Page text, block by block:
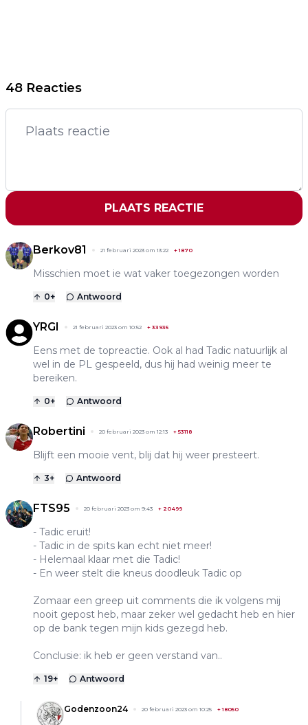
48 Reacties
PLAATS REACTIE
Berkov81 21 februari 2023 om 13:22 +1870
Misschien moet ie wat vaker toegezongen worden
0+ Antwoord
YRGI 21 februari 2023 om 10:52 + 33935
Eens met de topreactie. Ook al had Tadic natuurlijk al
wel in de PL gespeeld, dus hij had weinig meer te
bereiken.
0+ Antwoord
Robertini 20 februari 2023 om 12:13 + 53118
Blijft een mooie vent, blij dat hij weer presteert.
3+ Antwoord
FTS95 20 februari 2023 om 9:43 + 20499
- Tadic eruit!
- Tadic in de spits kan echt niet meer!
- Helemaal klaar met die Tadic!
- En weer stelt die kneus doodleuk Tadic op
Zomaar een greep uit comments die ik volgens mij
nooit gepost heb, maar zeker wel gedacht heb en hier
op de bank tegen mijn kids gezegd heb.
Conclusie: ik heb er geen verstand van..
19+ Antwoord
Godenzoon24 20 februari 2023 om 10:25 +18050